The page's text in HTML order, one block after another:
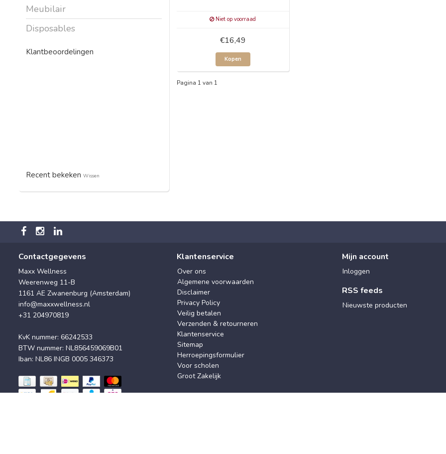
Meubilair
Disposables
Klantbeoordelingen
Recent bekeken Wissen
Niet op voorraad
€16,49
Kopen
Pagina 1 van 1
Contactgegevens
Maxx Wellness
Weerenweg 11-B
1161 AE Zwanenburg (Amsterdam)
info@maxxwellness.nl
+31 204970819
KvK nummer: 66242533
BTW nummer: NL856459069B01
Iban: NL86 INGB 0005 346373
Klantenservice
Over ons
Algemene voorwaarden
Disclaimer
Privacy Policy
Veilig betalen
Verzenden & retourneren
Klantenservice
Sitemap
Herroepingsformulier
Voor scholen
Groot Zakelijk
Mijn account
Inloggen
RSS feeds
Nieuwste producten